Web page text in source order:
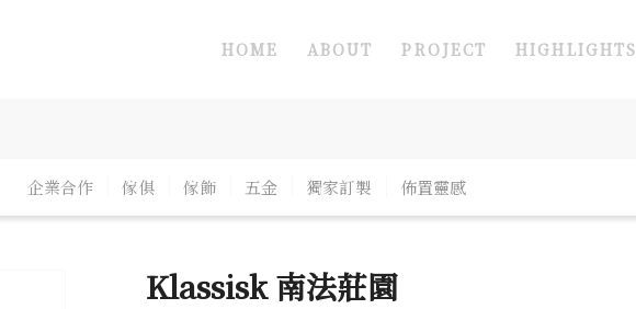
HOME ABOUT PROJECT HIGHLIGHTS
企業合作 傢俱 傢飾 五金 獨家訂製 佈置靈感
Klassisk 南法莊園